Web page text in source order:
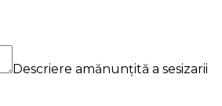
Descriere amănunțită a sesizarii